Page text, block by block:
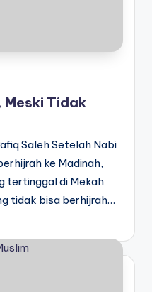
Meski Tidak
Saleh Setelah Nabi
ke Madinah,
tertinggal di Mekah
tidak bisa berhijrah…